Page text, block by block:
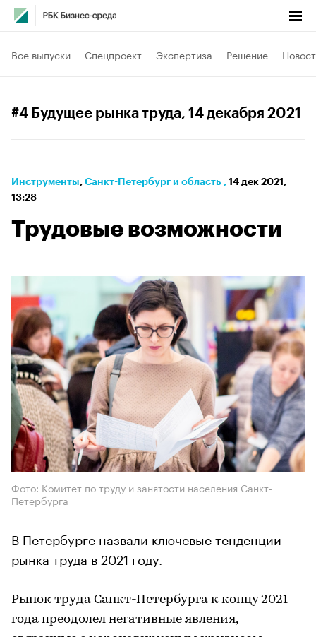
Все выпуски Спецпроект Экспертиза Решение
#4 Будущее рынка труда, 14 декабря 2021
Инструменты⁠, Санкт-Петербург и область , 14 дек 2021,
13:28
Трудовые возможности
Фото: Комитет по труду и занятости населения Санкт-
Петербурга
В Петербурге назвали ключевые тенденции
рынка труда в 2021 году.
Рынок труда Санкт-Петербурга к концу 2021
года преодолел негативные явления,